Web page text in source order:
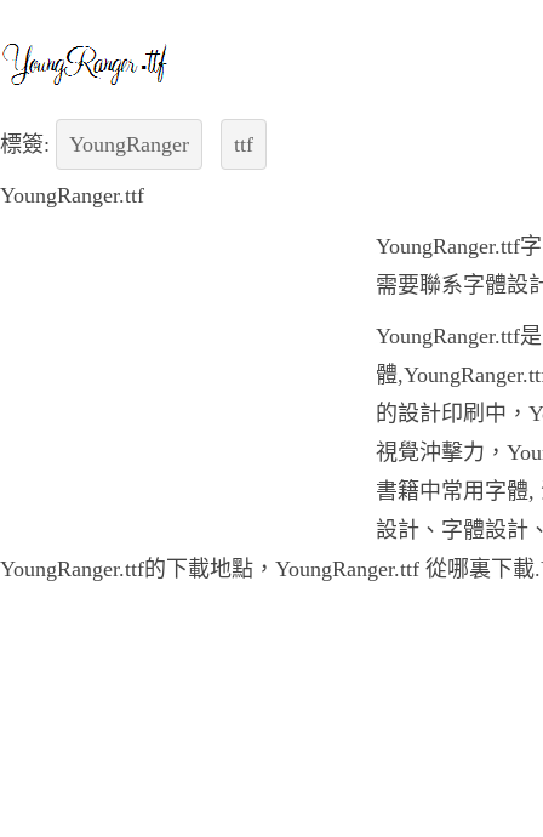
標簽: YoungRanger ttf
YoungRanger.ttf
YoungRanger.ttf
需要聯系字體設
YoungRanger.ttf
體
的設計印刷中，
視覺沖擊力，
書籍中常用字體,
設計、字體設計
YoungRanger.ttf的下載地點，YoungRanger.ttf 從哪裏下